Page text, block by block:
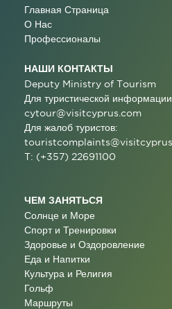
Главная Страница
О Нас
Профессионалы
НАШИ КОНТАКТЫ
Deputy Ministry of Tourism
Для туристической
cytour@visitcyprus.com
Для жалоб туристов:
T: (+357) 22691100
ЧЕМ ЗАНЯТЬСЯ
Солнце и Море
Спорт и Тренировки
Здоровье и Оздоровление
Еда и Напитки
Культура и Религия
Гольф
Маршруты